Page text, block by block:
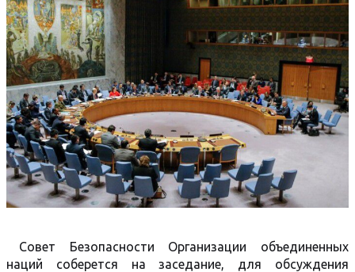
Совет Безопасности Организации объединенных
наций соберется на заседание, для обсуждения